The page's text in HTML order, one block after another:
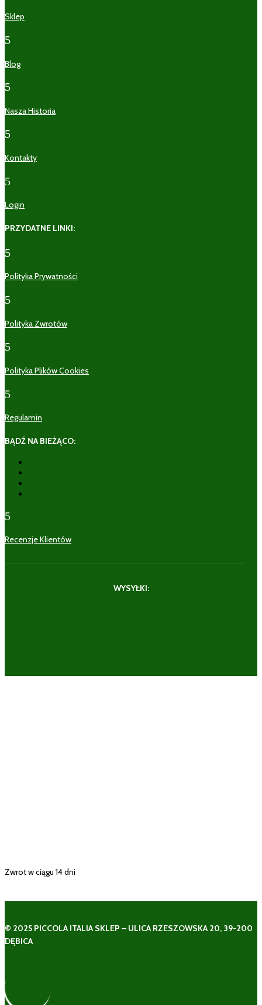
Sklep
5
Blog
5
Nasza Historia
5
Kontakty
5
Login
PRZYDATNE LINKI:
5
Polityka Prywatności
5
Polityka Zwrotów
5
Polityka Plików Cookies
5
Regulamin
BĄDŹ NA BIEŻĄCO:
5
Recenzje Klientów
WYSYŁKI:
Zwrot w ciągu 14 dni
© 2025 PICCOLA ITALIA SKLEP – ULICA RZESZOWSKA 20, 39-200
DĘBICA